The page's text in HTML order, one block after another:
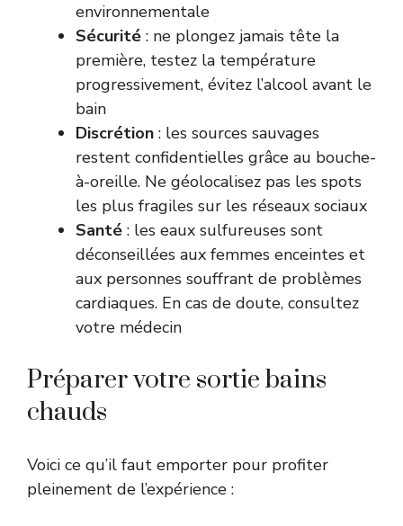
environnementale
Sécurité : ne plongez jamais tête la
première, testez la température
progressivement, évitez l’alcool avant le
bain
Discrétion : les sources sauvages
restent confidentielles grâce au bouche-
à-oreille. Ne géolocalisez pas les spots
les plus fragiles sur les réseaux sociaux
Santé : les eaux sulfureuses sont
déconseillées aux femmes enceintes et
aux personnes souffrant de problèmes
cardiaques. En cas de doute, consultez
votre médecin
Préparer votre sortie bains
chauds
Voici ce qu’il faut emporter pour profiter
pleinement de l’expérience :